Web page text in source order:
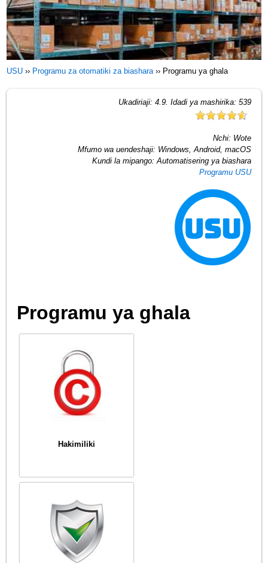
USU ›› Programu za otomatiki za biashara›› Programu ya ghala
Ukadiriaji: 4.9. Idadi ya mashirika: 539
Nchi: Wote
Mfumo wa uendeshaji: Windows, Android, macOS
Kundi la mipango: Automatisering ya biashara
Programu USU
Programu ya ghala
Hakimiliki